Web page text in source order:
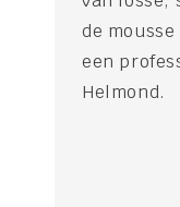
de
een
Helmond.